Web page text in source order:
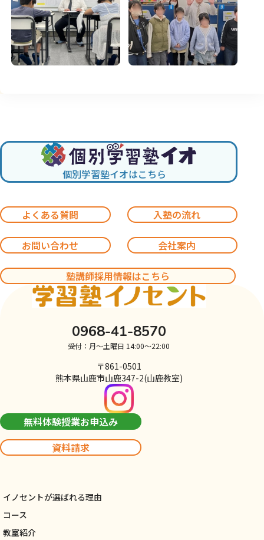
個別学習塾イオはこちら
よくある質問 入塾の流れ
お問い合わせ 会社案内
塾講師採用情報はこちら
0968-41-8570
受付：月～土曜日 14:00～22:00
〒861-0501
熊本県山鹿市山鹿347-2(山鹿教室)
無料体験授業お申込み
資料請求
イノセントが選ばれる理由
コース
教室紹介